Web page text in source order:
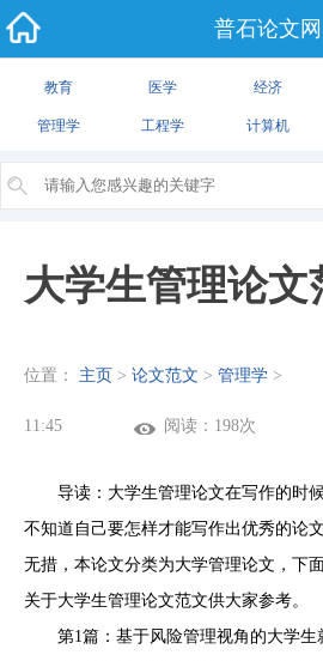
普石论文网
教育 医学 经济
管理学 工程学 计算机
大学生管理论文
（共2篇）
位置： 主页 > 论文范文 > 管理学 >
11:45 阅读：198次
导读：大学生管理论文在写作的时
不知道自己要怎样才能写作出优秀的论
无措，本论文分类为大学管理论文，下
关于大学生管理论文范文供大家参考。
第1篇：基于风险管理视角的大学生